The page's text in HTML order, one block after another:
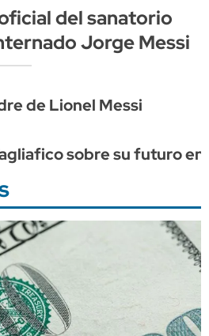
del sanatorio
Jorge Messi
de Lionel Messi
sobre su futuro